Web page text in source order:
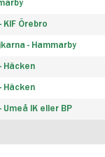
KIF Örebro
- Hammarby
Häcken
Häcken
Umeå IK eller BP